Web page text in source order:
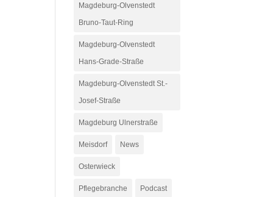
Magdeburg-Olvenstedt
Bruno-Taut-Ring
Magdeburg-Olvenstedt
Hans-Grade-Straße
Magdeburg-Olvenstedt St.-
Josef-Straße
Magdeburg Ulnerstraße
Meisdorf News
Osterwieck
Pflegebranche Podcast